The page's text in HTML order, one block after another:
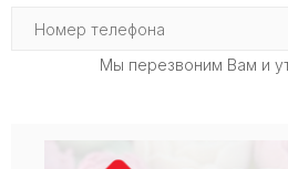
Мы перезвоним Вам и